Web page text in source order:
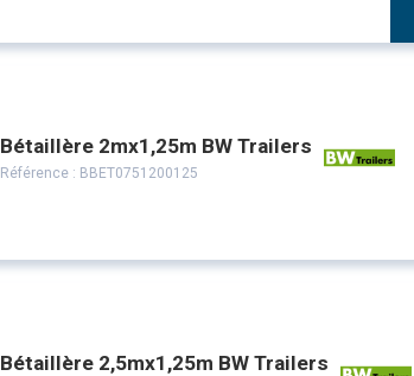
Bétaillère 2mx1,25m BW Trailers
Référence : BBET0751200125
Bétaillère 2,5mx1,25m BW Trailers